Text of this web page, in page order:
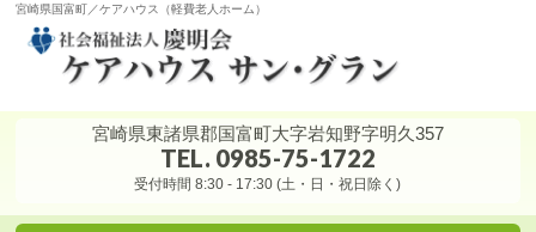
宮崎県国富町／ケアハウス（軽費老人ホーム）
宮崎県東諸県郡国富町大字岩知野字明久357
TEL. 0985-75-1722
受付時間 8:30 - 17:30 (土・日・祝日除く)